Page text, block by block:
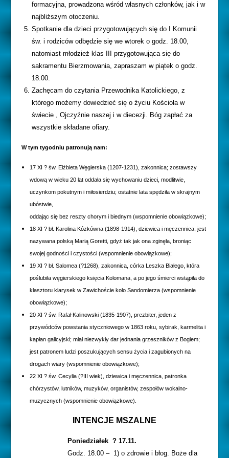
formacyjna, prowadzona wśród własnych członków, jak i w
najbliższym otoczeniu.
Spotkanie dla dzieci przygotowujących się do I Komunii
św. i rodziców odbędzie się we wtorek o godz. 18.00,
natomiast młodzież klas III przygotowująca się do
sakramentu Bierzmowania, zapraszam w piątek o godz.
18.00.
Zachęcam do czytania Przewodnika Katolickiego, z
którego możemy dowiedzieć się o życiu Kościoła w
świecie , Ojczyźnie naszej i w diecezji. Bóg zapłać za
wszystkie składane ofiary.
W tym tygodniu patronują nam:
17 XI ? św. Elżbieta Węgierska (1207-1231), zakonnica; zostawszy
wdową w wieku 20 lat oddała się wychowaniu dzieci, modlitwie,
uczynkom pokutnym i miłosierdziu; ostatnie lata spędziła w skrajnym
ubóstwie,
oddając się bez reszty chorym i biednym (wspomnienie obowiązkowe);
18 XI ? bł. Karolina Kózkówna (1898-1914), dziewica i męczennica; jest
nazywana polską Marią Goretti, gdyż tak jak ona zginęła, broniąc
swojej godności i czystości (wspomnienie obowiązkowe);
19 XI ? bł. Salomea (?1268), zakonnica, córka Leszka Białego, która
poślubiła węgierskiego księcia Kolomana, a po jego śmierci wstąpiła do
klasztoru klarysek w Zawichoście koło Sandomierza (wspomnienie
obowiązkowe);
20 XI ? św. Rafał Kalinowski (1835-1907), prezbiter, jeden z
przywódców powstania styczniowego w 1863 roku, sybirak, karmelita i
kapłan galicyjski; miał niezwykły dar jednania grzeszników z Bogiem;
jest patronem ludzi poszukujących sensu życia i zagubionych na
drogach wiary (wspomnienie obowiązkowe);
22 XI ? św. Cecylia (?III wiek), dziewica i męczennica, patronka
chórzystów, lutników, muzyków, organistów, zespołów wokalno-
muzycznych (wspomnienie obowiązkowe).
INTENCJE MSZALNE
Poniedziałek ? 17.11.
Godz. 18.00 – 1) o zdrowie i błog. Boże dla